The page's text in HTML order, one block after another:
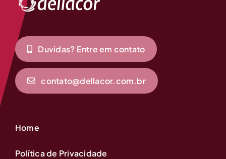
Duvidas? Entre em contato
contato@dellacor.com.br
Home
Política de Privacidade